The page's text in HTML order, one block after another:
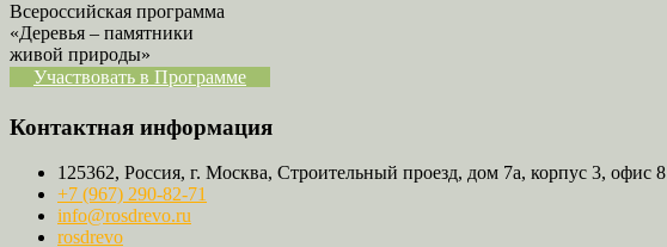
Всероссийская программа
«Деревья – памятники
живой природы»
Участвовать в Программе
Контактная информация
125362, Россия, г. Москва, Строительный проезд, дом 7а, корпус 3, офис 8
+7 (967) 290-82-71
info@rosdrevo.ru
rosdrevo